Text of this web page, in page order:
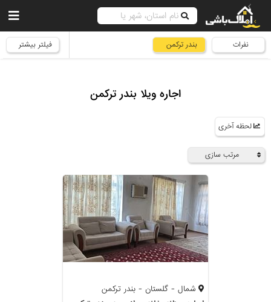
نفرات بندر ترکمن فیلتر بیشتر
اجاره ویلا بندر ترکمن
لحظه آخری
مرتب سازی
شمال - گلستان - بندر ترکمن